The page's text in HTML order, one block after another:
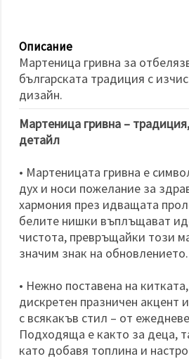
си в
"Настройки",
като
избереш
дадения
и кликнеш
бутона
"Запази"
Приеми
всички
Настройки
на
бисквитките
Описание
Мартеница гривна за
българската традиция с
дизайн.
Мартеница гривна –
детайл
• Мартеницата гривна е
дух и носи пожелание за
хармония през идващата
белите нишки въплъщават
чистота, превръщайки този
значим знак на обновлението.
• Нежно поставена на
дискретен празничен акцент
с всякакъв стил – от
Подходяща е както за деца,
като добавя топлина и